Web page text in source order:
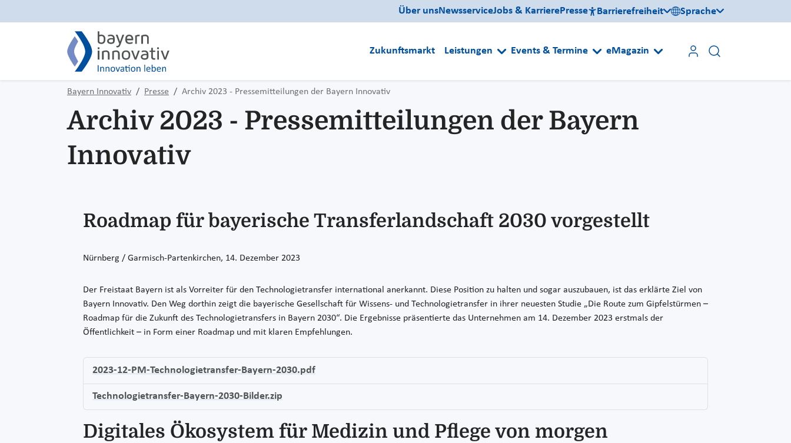
Über unsNewsserviceJobs & KarrierePresse Barrierefreiheit Sprache
Zukunftsmarkt Leistungen Events & Termine eMagazin
Bayern Innovativ Presse Archiv 2023 - Pressemitteilungen der Bayern Innovativ
Archiv 2023 - Pressemitteilungen der Bayern
Innovativ
Roadmap für bayerische Transferlandschaft 2030 vorgestellt
Nürnberg / Garmisch-Partenkirchen, 14. Dezember 2023
Der Freistaat Bayern ist als Vorreiter für den Technologietransfer international anerkannt. Diese Position zu halten und sogar auszubauen, ist das erklärte Ziel von
Bayern Innovativ. Den Weg dorthin zeigt die bayerische Gesellschaft für Wissens- und Technologietransfer in ihrer neuesten Studie „Die Route zum Gipfelstürmen –
Roadmap für die Zukunft des Technologietransfers in Bayern 2030“. Die Ergebnisse präsentierte das Unternehmen am 14. Dezember 2023 erstmals der
Öffentlichkeit – in Form einer Roadmap und mit klaren Empfehlungen.
2023-12-PM-Technologietransfer-Bayern-2030.pdf
Technologietransfer-Bayern-2030-Bilder.zip
Digitales Ökosystem für Medizin und Pflege von morgen